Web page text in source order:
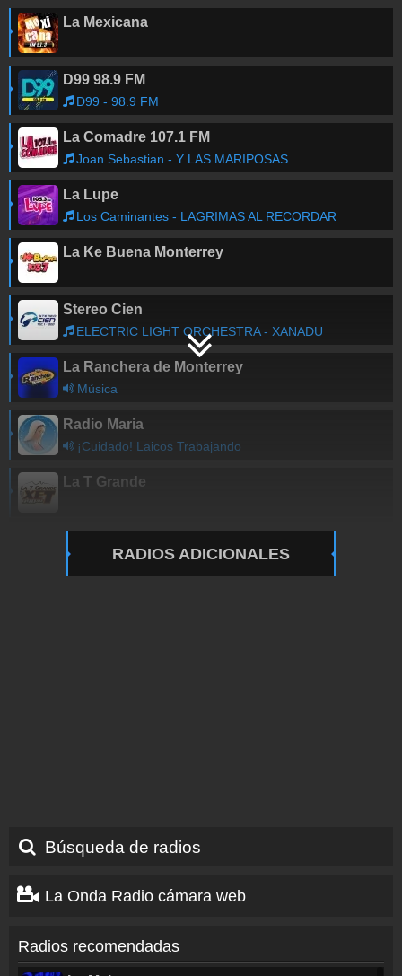
La Mexicana
D99 98.9 FM
D99 - 98.9 FM
La Comadre 107.1 FM
Joan Sebastian - Y LAS MARIPOSAS
La Lupe
Los Caminantes - LAGRIMAS AL RECORDAR
La Ke Buena Monterrey
Stereo Cien
ELECTRIC LIGHT ORCHESTRA - XANADU
La Ranchera de Monterrey
Música
Radio Maria
¡Cuidado! Laicos Trabajando
La T Grande
RADIOS ADICIONALES
Búsqueda de radios
La Onda Radio cámara web
Radios recomendadas